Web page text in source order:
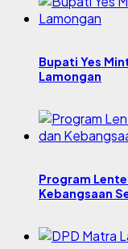
Bupati Yes
Lamongan
Program
Kebangsaan